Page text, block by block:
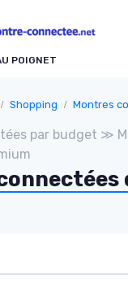
POIGNET
Shopping Montres
par budget ≫
des cookies